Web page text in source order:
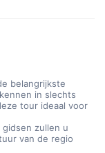
belangrijkste
in slechts
tour ideaal voor
gidsen zullen u
van de regio